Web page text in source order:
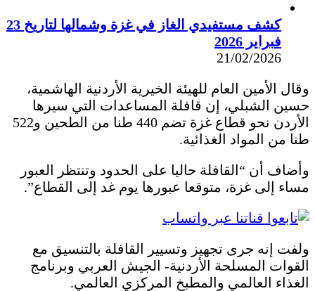
كشف مستفيدي الغاز في غزة وشمالها لتاريخ 23
فبراير 2026
21/02/2026
وقال الأمين العام للهيئة الخيرية الأردنية الهاشمية،
حسين الشبلي، إن قافلة المساعدات التي سيرها
الأردن نحو قطاع غزة تضم 440 طنا من الطحين و522
طنا من المواد الغذائية.
وأضاف أن “القافلة حاليا على الحدود وتنتظر العبور
مساء إلى غزة، متوقعا عبورها يوم غد إلى القطاع”.
ولفت إنه جرى تجهيز وتسيير القافلة بالتنسيق مع
القوات المسلحة الأردنية- الجيش العربي وبرنامج
الغذاء العالمي والمطبخ المركزي العالمي.